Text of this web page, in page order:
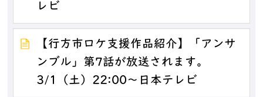
レビ
【行方市ロケ支援作品紹介】「アンサ
ンブル」第7話が放送されます。
3/1（土）22:00～日本テレビ